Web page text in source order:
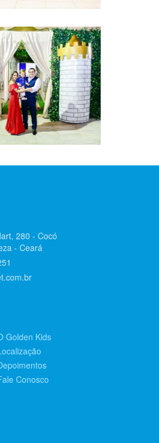
280 - Cocó
- Ceará
Golden Kids
Conosco